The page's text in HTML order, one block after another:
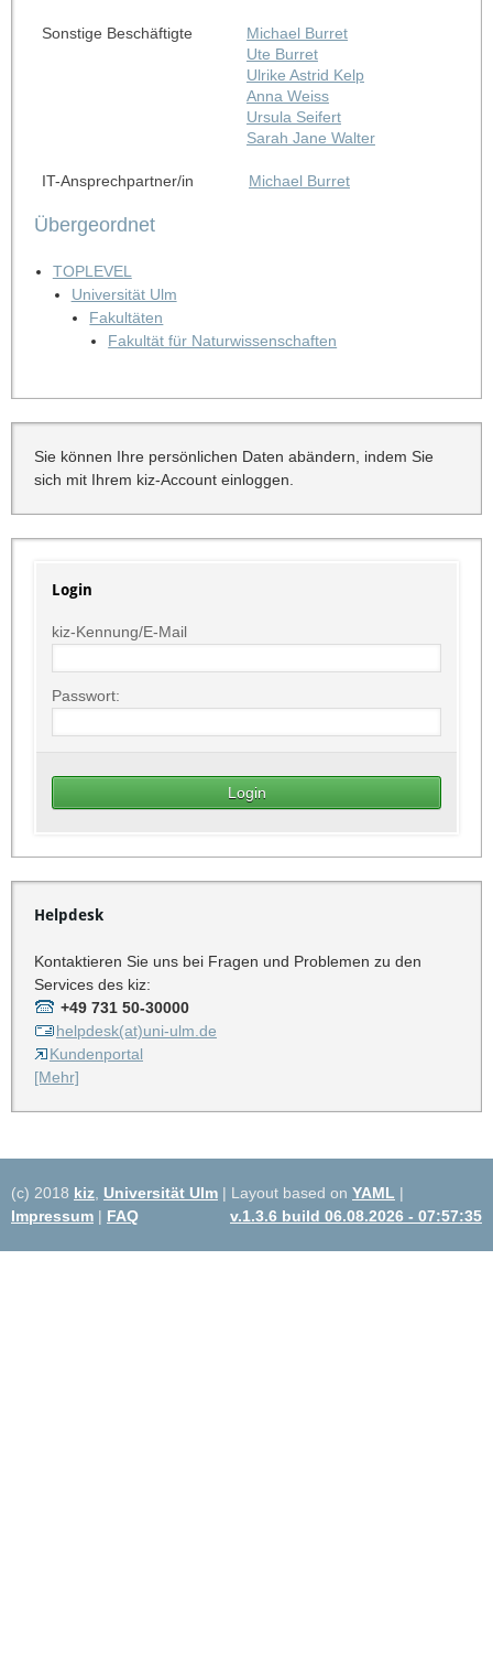
Sonstige Beschäftigte
Michael Burret
Ute Burret
Ulrike Astrid Kelp
Anna Weiss
Ursula Seifert
Sarah Jane Walter
IT-Ansprechpartner/in Michael Burret
Übergeordnet
TOPLEVEL
Universität Ulm
Fakultäten
Fakultät für Naturwissenschaften
Sie können Ihre persönlichen Daten abändern, indem Sie
sich mit Ihrem kiz-Account einloggen.
Login
kiz-Kennung/E-Mail
Passwort:
Helpdesk
Kontaktieren Sie uns bei Fragen und Problemen zu den
Services des kiz:
+49 731 50-30000
helpdesk(at)uni-ulm.de
Kundenportal
[Mehr]
(c) 2018 kiz Universität Ulm | Layout based on YAML |
Impressum | FAQ v.1.3.6 build 06.08.2026 - 07:57:35